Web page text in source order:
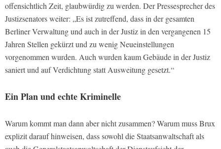
offensichtlich Zeit, glaubwürdig zu werden. Der Pressesprecher des
Justizsenators weiter: „Es ist zutreffend, dass in der gesamten
Berliner Verwaltung und auch in der Justiz in den vergangenen 15
Jahren Stellen gekürzt und zu wenig Neueinstellungen
vorgenommen wurden. Auch wurden kaum Gebäude in der Justiz
saniert und auf Verdichtung statt Ausweitung gesetzt.“
Ein Plan und echte Kriminelle
Warum kommt man dann aber nicht zusammen? Warum muss Brux
explizit darauf hinweisen, dass sowohl die Staatsanwaltschaft als